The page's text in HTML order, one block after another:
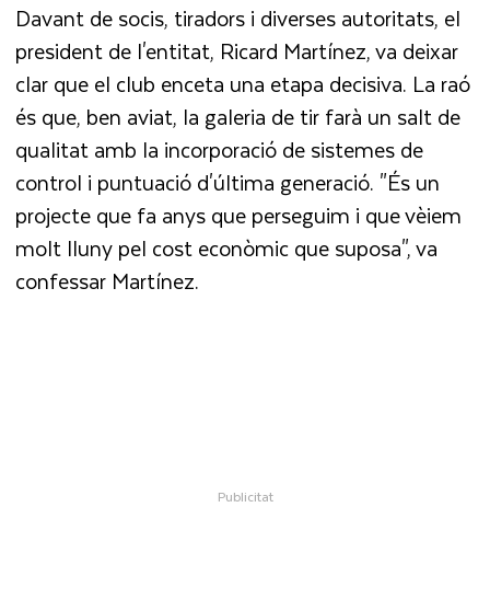
Davant de socis, tiradors i diverses autoritats, el
president de l'entitat, Ricard Martínez, va deixar
clar que el club enceta una etapa decisiva. La raó
és que, ben aviat, la galeria de tir farà un salt de
qualitat amb la incorporació de sistemes de
control i puntuació d'última generació. "És un
projecte que fa anys que perseguim i que vèiem
molt lluny pel cost econòmic que suposa", va
confessar Martínez.